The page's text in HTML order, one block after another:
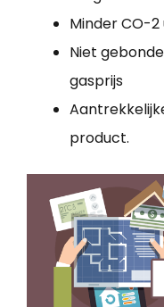
Minder CO-
Niet
gasprijs
product.